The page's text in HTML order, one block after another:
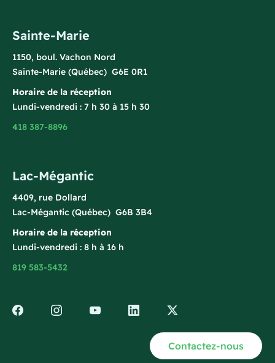
Sainte-Marie
1150, boul. Vachon Nord
Sainte-Marie (Québec) G6E 0R1
Horaire de la réception
Lundi-vendredi : 7 h 30 à 15 h 30
418 387-8896
Lac-Mégantic
4409, rue Dollard
Lac-Mégantic (Québec) G6B 3B4
Horaire de la réception
Lundi-vendredi : 8 h à 16 h
819 583-5432
Contactez-nous